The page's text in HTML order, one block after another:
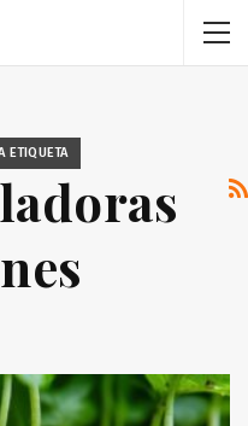
ETIQUETA